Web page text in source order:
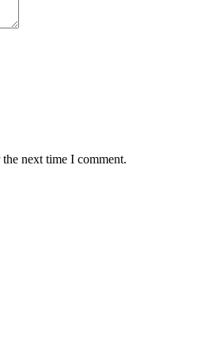
next time I comment.